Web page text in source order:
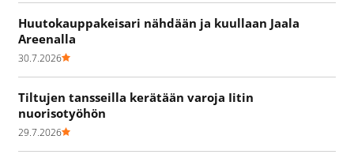
Huutokauppakeisari nähdään ja kuullaan Jaala
Areenalla
30.7.2026
Tiltujen tansseilla kerätään varoja Iitin
nuorisotyöhön
29.7.2026